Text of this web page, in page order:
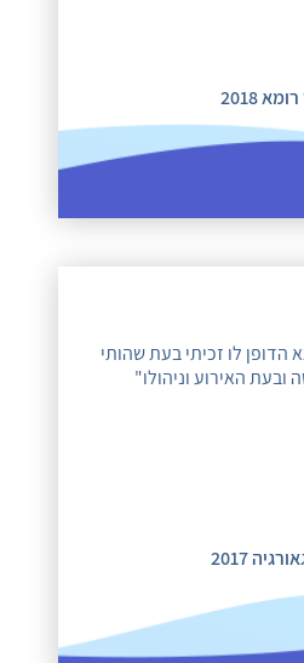
2018
הדופן לו זכיתי בעת שהותי
האירוע וניהולו"
2017